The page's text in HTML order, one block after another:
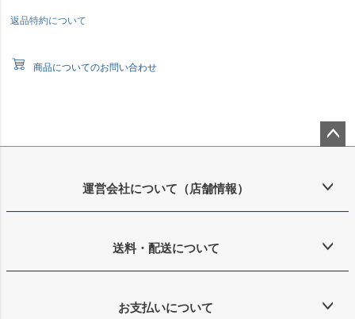
返品特約について
商品についてのお問い合わせ
ップ
運営会社について（店舗情報）
送料・配送について
お支払いについて